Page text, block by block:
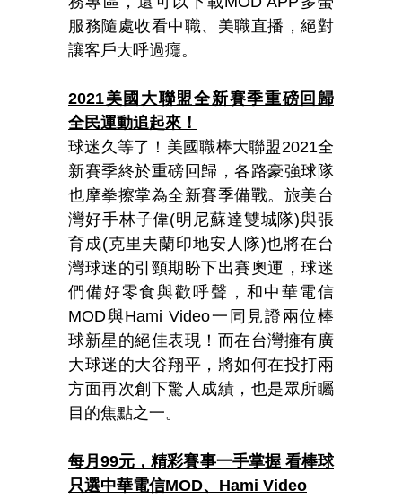
服務隨處收看中職、美職直播，絕對
讓客戶大呼過癮。
2021美國大聯盟全新賽季重磅回歸
全民運動追起來！
球迷久等了！美國職棒大聯盟2021全
新賽季終於重磅回歸，各路豪強球隊
也摩拳擦掌為全新賽季備戰。旅美台
灣好手林子偉(明尼蘇達雙城隊)與張
育成(克里夫蘭印地安人隊)也將在台
灣球迷的引頸期盼下出賽奧運，球迷
們備好零食與歡呼聲，和中華電信
MOD與Hami Video一同見證兩位棒
球新星的絕佳表現！而在台灣擁有廣
大球迷的大谷翔平，將如何在投打兩
方面再次創下驚人成績，也是眾所矚
目的焦點之一。
每月99元，精彩賽事一手掌握 看棒球
只選中華電信MOD、Hami Video